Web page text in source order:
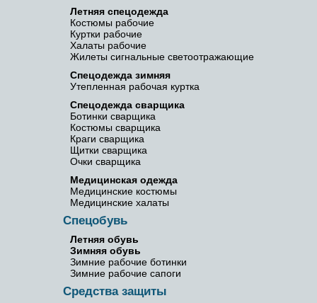
Летняя спецодежда
Костюмы рабочие
Куртки рабочие
Халаты рабочие
Жилеты сигнальные светоотражающие
Спецодежда зимняя
Утепленная рабочая куртка
Спецодежда сварщика
Ботинки сварщика
Костюмы сварщика
Краги сварщика
Щитки сварщика
Очки сварщика
Медицинская одежда
Медицинские костюмы
Медицинские халаты
Спецобувь
Летняя обувь
Зимняя обувь
Зимние рабочие ботинки
Зимние рабочие сапоги
Средства защиты